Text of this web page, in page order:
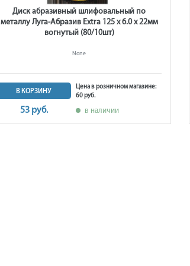
Диск абразивный шлифовальный по
металлу Луга-Абразив Extra 125 x 6.0 x 22мм
вогнутый (80/10шт)
None
В КОРЗИНУ
53 руб.
Цена в розничном магазине:
60 руб.
в наличии